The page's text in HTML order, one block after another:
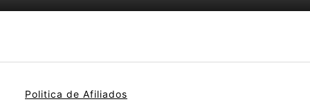
Politica de Afiliados